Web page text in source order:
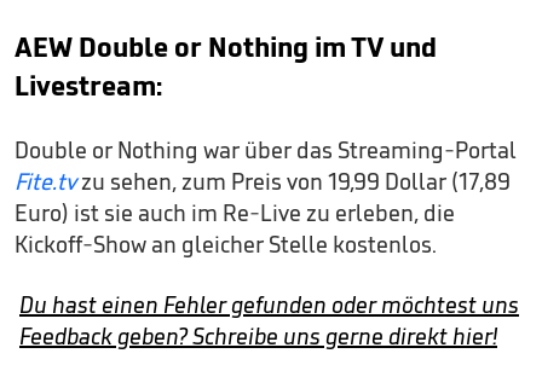
AEW Double or Nothing im TV und
Livestream:
Double or Nothing war über das Streaming-Portal
Fite.tvzu sehen, zum Preis von 19,99 Dollar (17,89
Euro) ist sie auch im Re-Live zu erleben, die
Kickoff-Show an gleicher Stelle kostenlos.
Du hast einen Fehler gefunden oder möchtest uns
Feedback geben? Schreibe uns gerne direkt hier!